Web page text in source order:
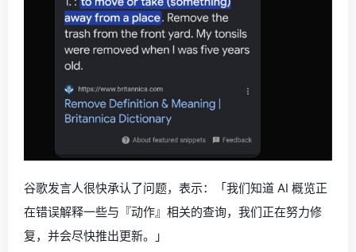
谷歌发言人很快承认了问题，表示：「我们知道 AI 概览正
在错误解释一些与『动作』相关的查询，我们正在努力修
复，并会尽快推出更新。」